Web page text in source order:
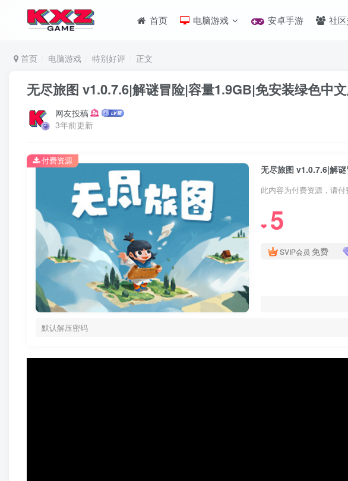
首页 电脑游戏 安卓手游 社
首页 电脑游戏 特别好评 正文
无尽旅图 v1.0.7.6|解谜冒险|容量1.9GB|免安装绿色中
网友投稿
3年前更新
无尽旅图 v1.0.7.6|解
此内容为付费资源，请
❤ 5
SVIP会员 免费
默认解压密码
付费资源